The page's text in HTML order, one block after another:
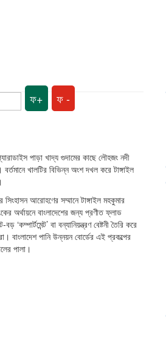
ফ+ ফ -
পাড়া খাদ্য গুদামের কাছে লৌহজং নদী
খালটির বিভিন্ন অংশ দখল করে টাঙ্গাইল
আরোহণের সম্মানে টাঙ্গাইল মহকুমার
অর্থায়নে বাংলাদেশের জন্য প্রণীত ফ্লাড
বা বন্যানিয়ন্ত্রণ বেষ্টনী তৈরি করে
বাংলাদেশ পানি উন্নয়ন বোর্ডের এই প্রকল্পের
পালা।